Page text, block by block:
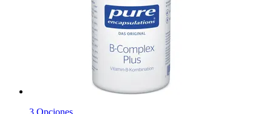
3 Opciones